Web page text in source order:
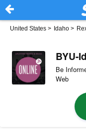
United States > Idaho >
BYU-
Be
Web